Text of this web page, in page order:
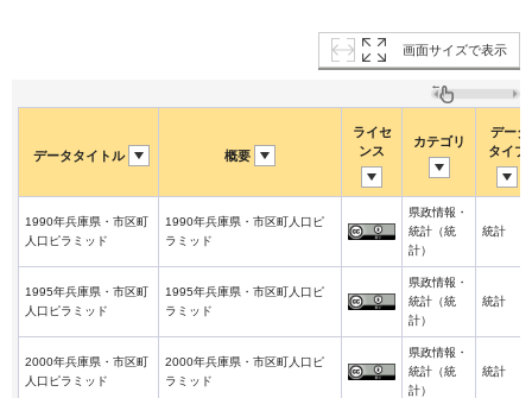
画面サイズで表示
データタイトル 概要
ライセ
ンス
カテゴリ
データ
タイプ
1990年兵庫県・市区町
人口ピラミッド
1990年兵庫県・市区町人口ピ
ラミッド
県政情報・
統計（統
計）
統計
1995年兵庫県・市区町
人口ピラミッド
1995年兵庫県・市区町人口ピ
ラミッド
県政情報・
統計（統
計）
統計
2000年兵庫県・市区町
人口ピラミッド
2000年兵庫県・市区町人口ピ
ラミッド
県政情報・
統計（統
計）
統計